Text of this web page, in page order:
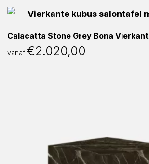
Calacatta Stone Grey Bona Vierkant
vanaf €2.020,00